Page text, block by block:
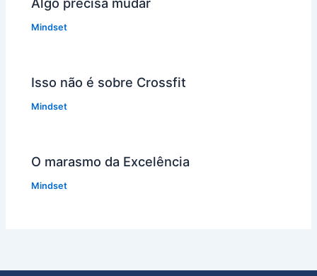
Mindset
Isso não é sobre Crossfit
Mindset
O marasmo da Excelência
Mindset